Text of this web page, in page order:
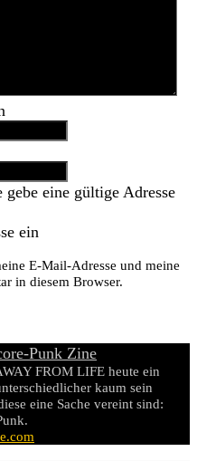
eine gültige Adresse
ein
E-Mail-Adresse und meine
in diesem Browser.
FROM LIFE heute ein
kaum sein
eine Sache vereint sind: